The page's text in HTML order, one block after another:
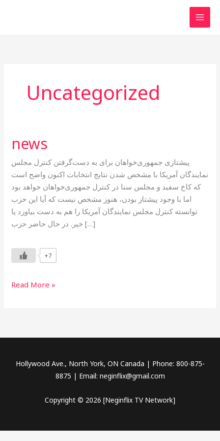
Uncategorized
news
پیشتازی جمهوری‌خواهان برای به دست‌گرفتن کنترل مجلس
نمایندگان آمریکا با مشخص شدن نتایج انتخابات اکنون واضح است
که کاخ سفید و مجلس سنا در کنترل جمهوری‌خواهان خواهد بود
اما با وجود پیشتاز بودن، هنوز مشخص نیست که آیا این حزب
توانسته کنترل مجلس نمایندگان آمریکا را هم به دست بیاورد یا
خیر. در حال حاضر حزب […]
+7
news
Read More »
Hollywood Ave., North York, ON Canada | Phone: 800-875-
8875 | Email: neginflix@gmail.com
Copyright © 2026 [Neginflix TV Network]